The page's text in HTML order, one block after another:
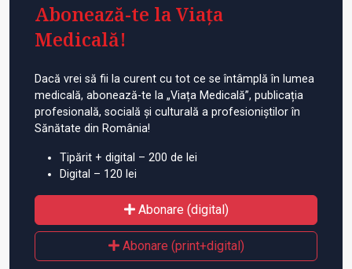
Abonează-te la Viața
Medicală!
Dacă vrei să fii la curent cu tot ce se întâmplă în lumea
medicală, abonează-te la „Viața Medicală”, publicația
profesională, socială și culturală a profesioniștilor în
Sănătate din România!
Tipărit + digital – 200 de lei
Digital – 120 lei
Abonare (digital)
Abonare (print+digital)